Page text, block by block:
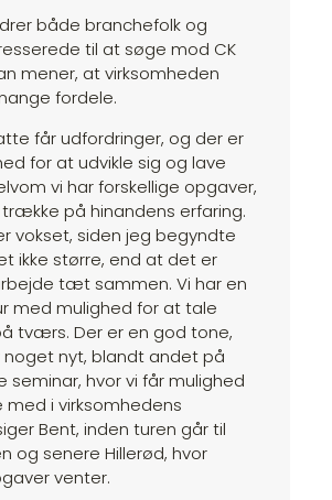
både branchefolk og
til at søge mod CK
mener, at virksomheden
fordele.
får udfordringer, og der er
for at udvikle sig og lave
vi har forskellige opgaver,
på hinandens erfaring.
vokset, siden jeg begyndte
ikke større, end at det er
tæt sammen. Vi har en
med mulighed for at tale
tværs. Der er en god tone,
nyt, blandt andet på
seminar, hvor vi får mulighed
i virksomhedens
Bent, inden turen går til
og senere Hillerød, hvor
venter.